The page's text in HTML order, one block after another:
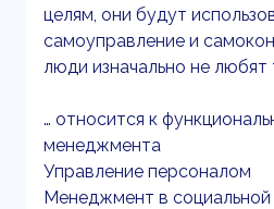
целям, они будут
самоуправление и
люди изначально не любят
… относится к
менеджмента
Управление персоналом
Менеджмент в